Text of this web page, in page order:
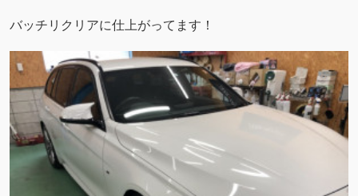
バッチリクリアに仕上がってます！